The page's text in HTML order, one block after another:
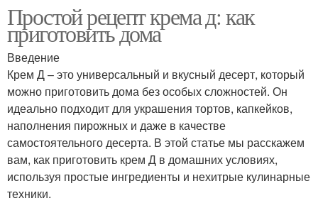
Простой рецепт крема д: как
приготовить дома
Введение
Крем Д – это универсальный и вкусный десерт, который
можно приготовить дома без особых сложностей. Он
идеально подходит для украшения тортов, капкейков,
наполнения пирожных и даже в качестве
самостоятельного десерта. В этой статье мы расскажем
вам, как приготовить крем Д в домашних условиях,
используя простые ингредиенты и нехитрые кулинарные
техники.